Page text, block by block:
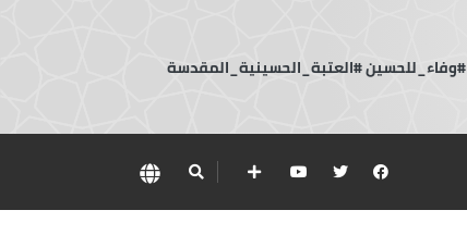
#وفاء_للحسين #العتبة_الحسينية_المقدسة